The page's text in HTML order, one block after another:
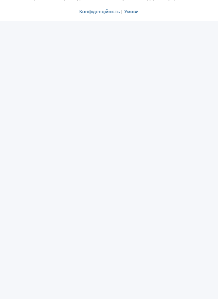
Конфіденційність | Умови